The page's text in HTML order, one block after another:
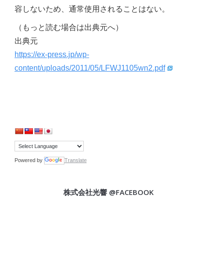
容しないため、通常使用されることはない。
（もっと読む場合は出典元へ）
出典元
https://ex-press.jp/wp-
content/uploads/2011/05/LFWJ1105wn2.pdf
Powered by Translate
株式会社光響 @FACEBOOK